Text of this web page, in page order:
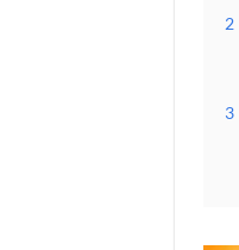
2
3